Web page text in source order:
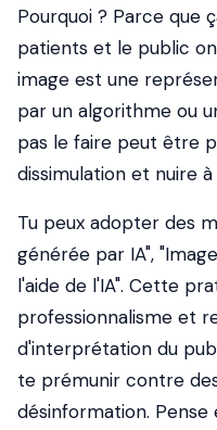
Pourquoi ? Parce que
patients et le public
image est une
par un algorithme ou
pas le faire peut être
dissimulation et nuire
Tu peux adopter des
générée par IA",
l'aide de l'IA". Cette
professionnalisme et
d'interprétation du
te prémunir contre
désinformation. Pense